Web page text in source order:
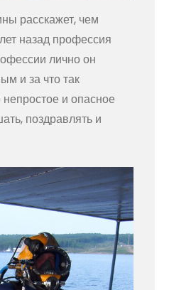
расскажет, чем
назад профессия
лично он
и за что так
и опасное
поздравлять и